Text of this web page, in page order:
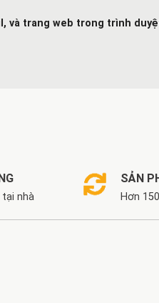
và trang web trong trình
tại nhà
SẢN
Hơn